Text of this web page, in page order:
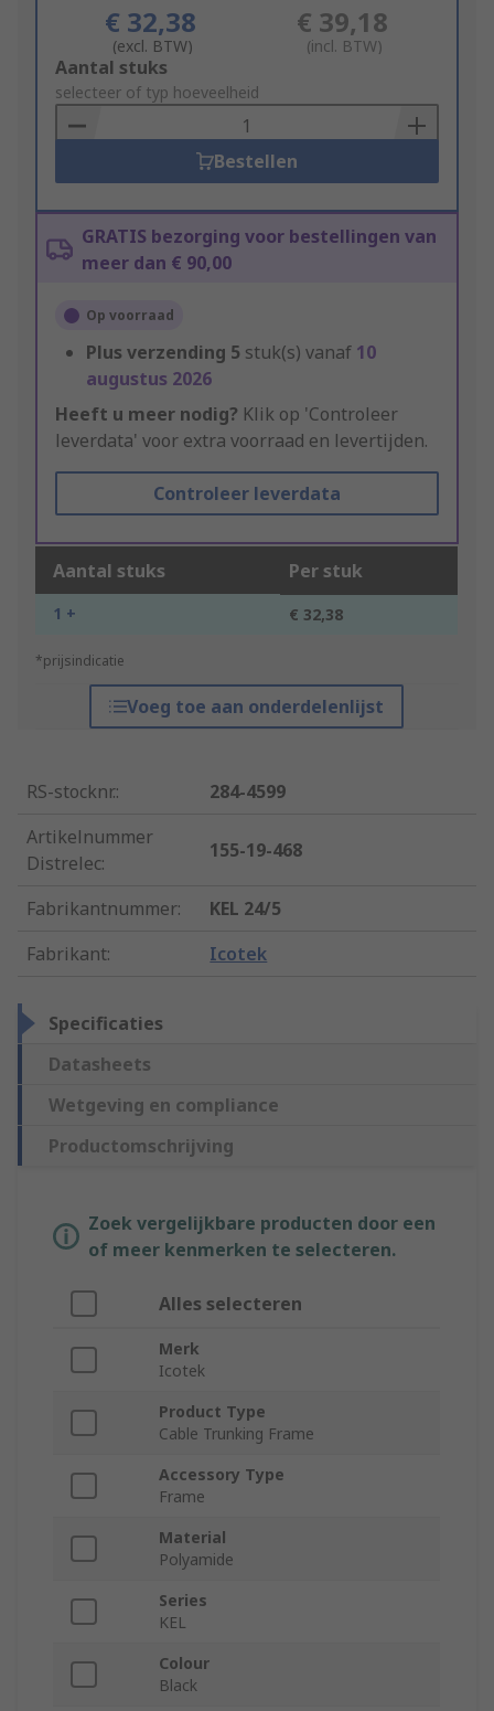
€ 32,38
(excl. BTW)
€ 39,18
(incl. BTW)
Add
to
Basket
Aantal stuks
selecteer of typ hoeveelheid
Bestellen
GRATIS bezorging voor bestellingen van
meer dan € 90,00
Op voorraad
Plus verzending 5 stuk(s) vanaf 10
augustus 2026
Heeft u meer nodig? Klik op 'Controleer
leverdata' voor extra voorraad en levertijden.
Controleer leverdata
Aantal stuks Per stuk
1 + € 32,38
*prijsindicatie
Voeg toe aan onderdelenlijst
RS-stocknr.:
284-4599
Artikelnummer
Distrelec:
155-19-468
Fabrikantnummer:
KEL 24/5
Fabrikant: Icotek
Specificaties
Datasheets
Wetgeving en compliance
Productomschrijving
Zoek vergelijkbare producten door een
of meer kenmerken te selecteren.
Alles selecteren
Merk
Icotek
Product Type
Cable Trunking Frame
Accessory Type
Frame
Material
Polyamide
Series
KEL
Colour
Black